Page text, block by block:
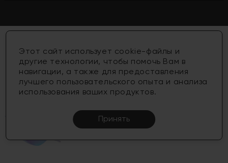
Этот сайт использует cookie-файлы и
другие технологии, чтобы помочь Вам в
навигации, а также для предоставления
лучшего пользовательского опыта и анализа
использования ваших продуктов.
Принять